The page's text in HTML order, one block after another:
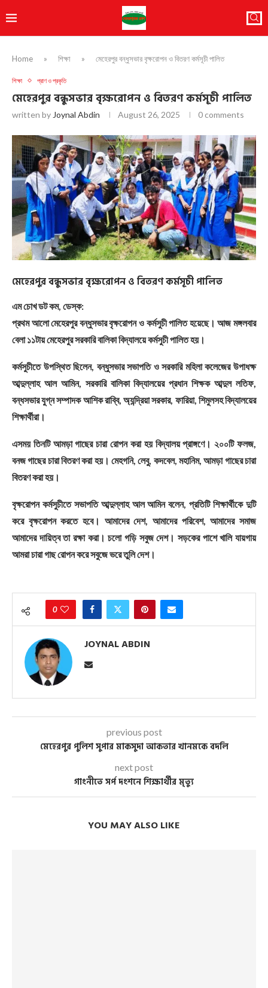
Home » শিক্ষা » মেহেরপুর বন্ধুসভার বৃক্ষরোপন ও বিতরণ কর্মসূচী পালিত
শিক্ষা প্রাণ ও প্রকৃতি
মেহেরপুর বন্ধুসভার বৃক্ষরোপন ও বিতরণ কর্মসূচী পালিত
written by Joynal Abdin August 26, 2025 0 comments
মেহেরপুর বন্ধুসভার বৃক্ষরোপন ও বিতরণ কর্মসূচী পালিত
এম চোখ ডট কম, ডেস্ক:
প্রথম আলো মেহেরপুর বন্ধুসভার বৃক্ষরোপন ও কর্মসুচী পালিত হয়েছে। আজ মঙ্গলবার
বেলা ১১টায় মেহেরপুর সরকারি বালিকা বিদ্যালয়ে কর্মসুচী পালিত হয়।
কর্মসুচীতে উপস্থিত ছিলেন, বন্ধুসভার সভাপতি ও সরকারি মহিলা কলেজের উপাধক্ষ
আব্দুল্লাহ আল আমিন, সরকারি বালিকা বিদ্যালয়ের প্রধান শিক্ষক আব্দুল লতিফ,
বন্ধসভার যুগ্ন সম্পাদক আশিক রাব্বি, অ্যন্দ্রিয়া সরকার, ফারিয়া, শিমুলসহ বিদ্যালয়ের
শিক্ষার্থীরা।
এসময় তিনটি আমড়া গাছের চারা রোপন করা হয় বিদ্যালয় প্রাঙ্গণে। ২০০টি ফলজ,
বনজ গাছের চারা বিতরণ করা হয়। মেহগনি, লেবু, কদবেল, মহানিম, আমড়া গাছের চারা
বিতরণ করা হয়।
বৃক্ষরোপন কর্মসুচীতে সভাপতি আব্দুল্লাহ আল আমিন বলেন, প্রতিটি শিক্ষার্থীকে দুটি
করে বৃক্ষরোপন করতে হবে। আমাদের দেশ, আমাদের পরিবেশ, আমাদের সমাজ
আমাদের দায়িত্ব তা রক্ষা করা। চলো গড়ি সবুজ দেশ। সড়কের পাশে খালি যায়গায়
আমরা চারা গাছ রোপন করে সবুজে ভরে তুলি দেশ।
0
JOYNAL ABDIN
previous post
মেহেরপুর পুলিশ সুপার মাকসুদা আকতার খানমকে বদলি
next post
গাংনীতে সর্প দংশনে শিক্ষার্থীর মৃত্যু
YOU MAY ALSO LIKE